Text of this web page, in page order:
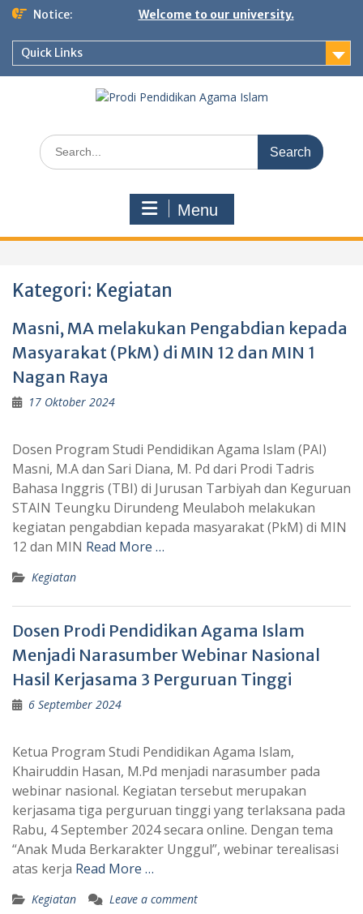
Skip
content
Notice: Welcome to our university.
Quick Links
Search
for:
Menu
Kategori: Kegiatan
Masni, MA melakukan Pengabdian kepada
Masyarakat (PkM) di MIN 12 dan MIN 1
Nagan Raya
17 Oktober 2024
Dosen Program Studi Pendidikan Agama Islam (PAI)
Masni, M.A dan Sari Diana, M. Pd dari Prodi Tadris
Bahasa Inggris (TBI) di Jurusan Tarbiyah dan Keguruan
STAIN Teungku Dirundeng Meulaboh melakukan
kegiatan pengabdian kepada masyarakat (PkM) di MIN
12 dan MIN Read More …
Kegiatan
Dosen Prodi Pendidikan Agama Islam
Menjadi Narasumber Webinar Nasional
Hasil Kerjasama 3 Perguruan Tinggi
6 September 2024
Ketua Program Studi Pendidikan Agama Islam,
Khairuddin Hasan, M.Pd menjadi narasumber pada
webinar nasional. Kegiatan tersebut merupakan
kerjasama tiga perguruan tinggi yang terlaksana pada
Rabu, 4 September 2024 secara online. Dengan tema
“Anak Muda Berkarakter Unggul”, webinar terealisasi
atas kerja Read More …
Kegiatan Leave a comment